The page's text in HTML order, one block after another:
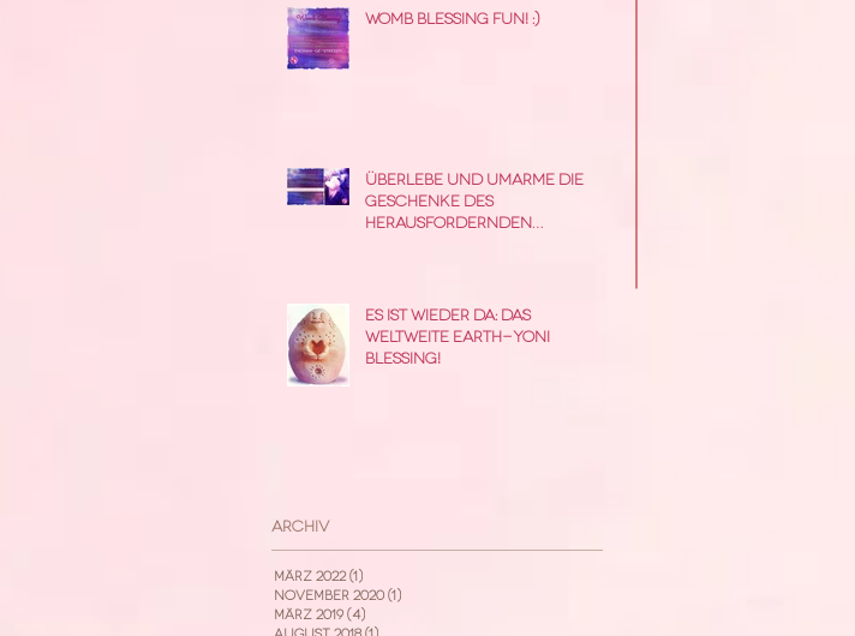
Womb Blessing Fun! :)
Überlebe und umarme die
Geschenke des
herausfordernden
Es ist wieder da: das
weltweite Earth-Yoni
Blessing!
Archiv
März 2022 (1)
November 2020 (1)
März 2019 (4)
August 2018 (1)